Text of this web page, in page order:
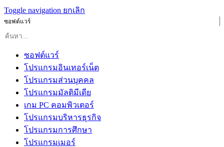
Toggle navigation ยกเลิก
ซอฟต์แวร์
ซอฟต์แวร์
โปรแกรมอินเทอร์เน็ต
โปรแกรมส่วนบุคคล
โปรแกรมมัลติมีเดีย
เกม PC คอมพิวเตอร์
โปรแกรมบริหารธุรกิจ
โปรแกรมการศึกษา
โปรแกรมเมอร์